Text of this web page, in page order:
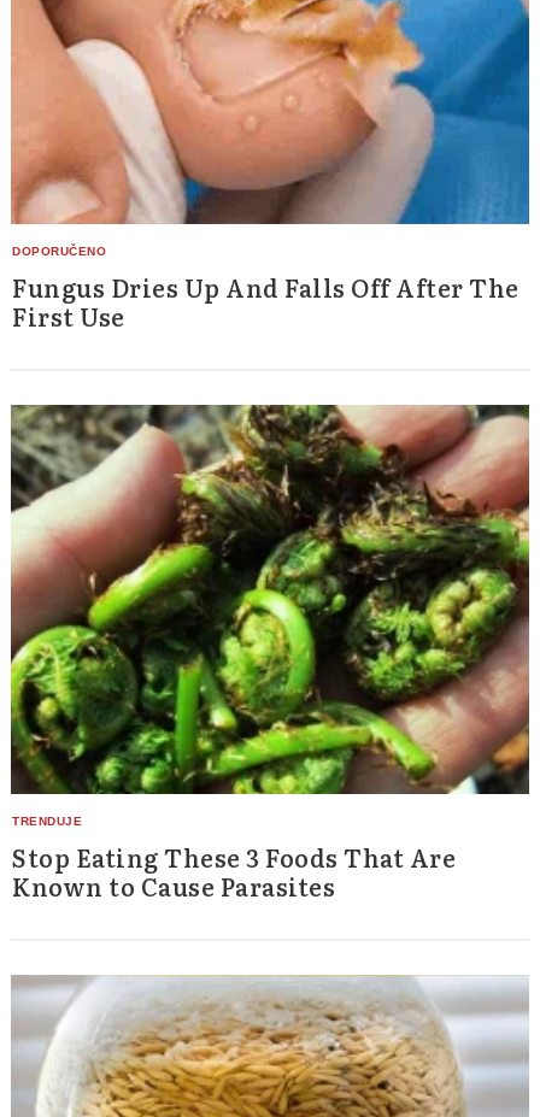
Fungus Dries Up And Falls Off After The
First Use
Stop Eating These 3 Foods That Are
Known to Cause Parasites